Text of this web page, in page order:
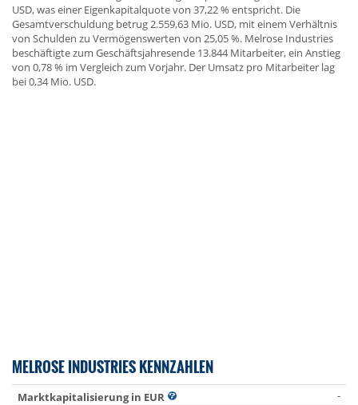
USD, was einer Eigenkapitalquote von 37,22 % entspricht. Die
Gesamtverschuldung betrug 2.559,63 Mio. USD, mit einem Verhältnis
von Schulden zu Vermögenswerten von 25,05 %. Melrose Industries
beschäftigte zum Geschäftsjahresende 13.844 Mitarbeiter, ein Anstieg
von 0,78 % im Vergleich zum Vorjahr. Der Umsatz pro Mitarbeiter lag
bei 0,34 Mio. USD.
MELROSE INDUSTRIES KENNZAHLEN
Marktkapitalisierung in EUR
-